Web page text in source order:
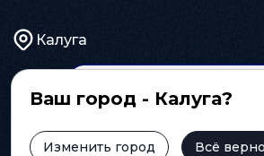
Калуга
Ваш город - Калуга?
Изменить город Всё верно